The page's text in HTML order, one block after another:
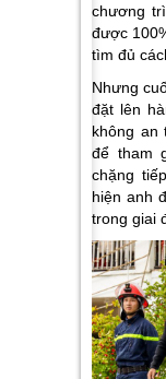
chương
được
tìm đủ
Nhưng
đặt lên
không an
để tham
chặng
hiện anh
trong giai